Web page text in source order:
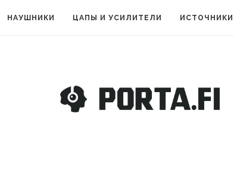
НАУШНИКИ ЦАПЫ И УСИЛИТЕЛИ ИСТОЧНИКИ